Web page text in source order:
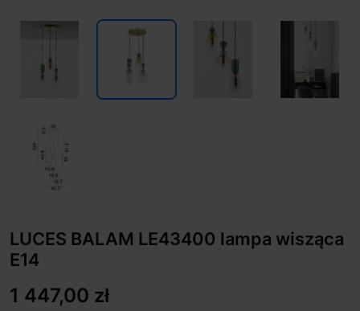
LUCES BALAM LE43400 lampa wisząca
E14
1 447,00 zł